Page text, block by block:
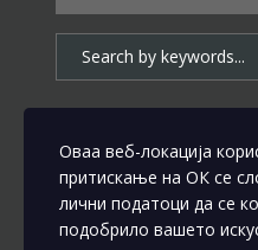
Оваа веб-локација
притискање на ОК се
лични податоци да се
подобрило вашето